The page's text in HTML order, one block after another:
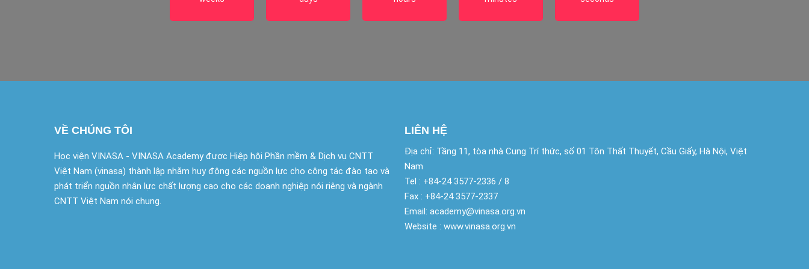
VỀ CHÚNG TÔI
Học viện VINASA - VINASA Academy được Hiệp hội Phần mềm & Dịch vụ CNTT
Việt Nam (vinasa) thành lập nhằm huy động các nguồn lực cho công tác đào tạo và
phát triển nguồn nhân lực chất lượng cao cho các doanh nghiệp nói riêng và ngành
CNTT Việt Nam nói chung.
LIÊN HỆ
Địa chỉ: Tầng 11, tòa nhà Cung Trí thức, số 01 Tôn Thất Thuyết, Cầu Giấy, Hà Nội, Việt
Nam
Tel : +84-24 3577-2336 / 8
Fax : +84-24 3577-2337
Email: academy@vinasa.org.vn
Website : www.vinasa.org.vn